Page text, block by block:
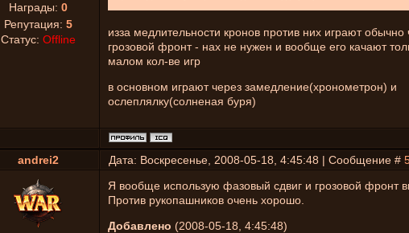
Награды: 0
Репутация: 5
Статус: Offline
изза медлительности кронов против них играют обычно
грозовой фронт - нах не нужен и вообще его качают
малом кол-ве игр
в основном играют через замедление(хронометрон) и
ослеплялку(солненая буря)
andrei2 Дата: Воскресенье, 2008-05-18, 4:45:48 | Сообщение #
Я вообще использую фазовый сдвиг и грозовой фронт
Против рукопашников очень хорошо.
Добавлено (2008-05-18, 4:45:48)